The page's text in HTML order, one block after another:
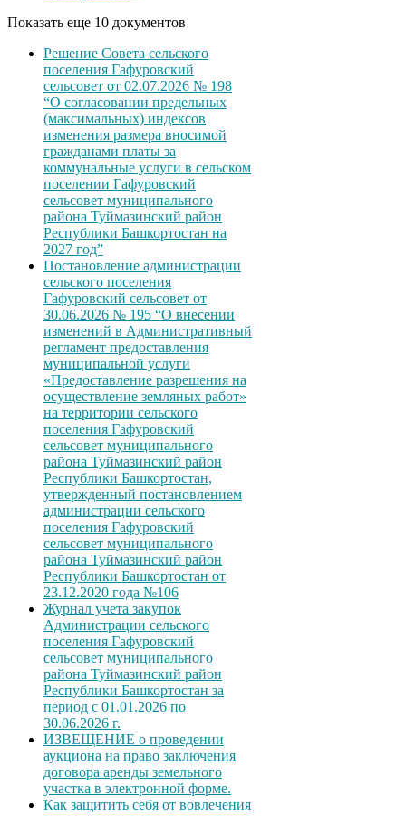
Показать еще 10 документов
Решение Совета сельского
поселения Гафуровский
сельсовет от 02.07.2026 № 198
“О согласовании предельных
(максимальных) индексов
изменения размера вносимой
гражданами платы за
коммунальные услуги в сельском
поселении Гафуровский
сельсовет муниципального
района Туймазинский район
Республики Башкортостан на
2027 год”
Постановление администрации
сельского поселения
Гафуровский сельсовет от
30.06.2026 № 195 “О внесении
изменений в Административный
регламент предоставления
муниципальной услуги
«Предоставление разрешения на
осуществление земляных работ»
на территории сельского
поселения Гафуровский
сельсовет муниципального
района Туймазинский район
Республики Башкортостан,
утвержденный постановлением
администрации сельского
поселения Гафуровский
сельсовет муниципального
района Туймазинский район
Республики Башкортостан от
23.12.2020 года №106
Журнал учета закупок
Администрации сельского
поселения Гафуровский
сельсовет муниципального
района Туймазинский район
Республики Башкортостан за
период с 01.01.2026 по
30.06.2026 г.
ИЗВЕЩЕНИЕ о проведении
аукциона на право заключения
договора аренды земельного
участка в электронной форме.
Как защитить себя от вовлечения